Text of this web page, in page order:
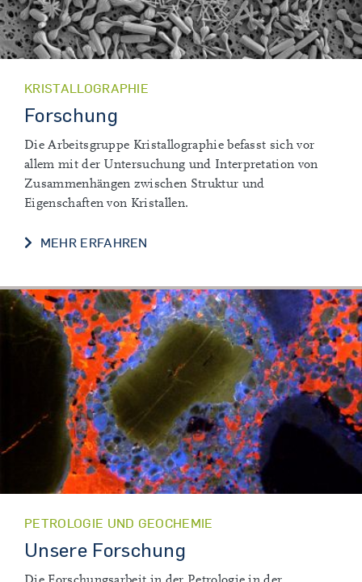
KRISTALLOGRAPHIE
Forschung
Die Arbeitsgruppe Kristallographie befasst sich vor
allem mit der Untersuchung und Interpretation von
Zusammenhängen zwischen Struktur und
Eigenschaften von Kristallen.
MEHR ERFAHREN
PETROLOGIE UND GEOCHEMIE
Unsere Forschung